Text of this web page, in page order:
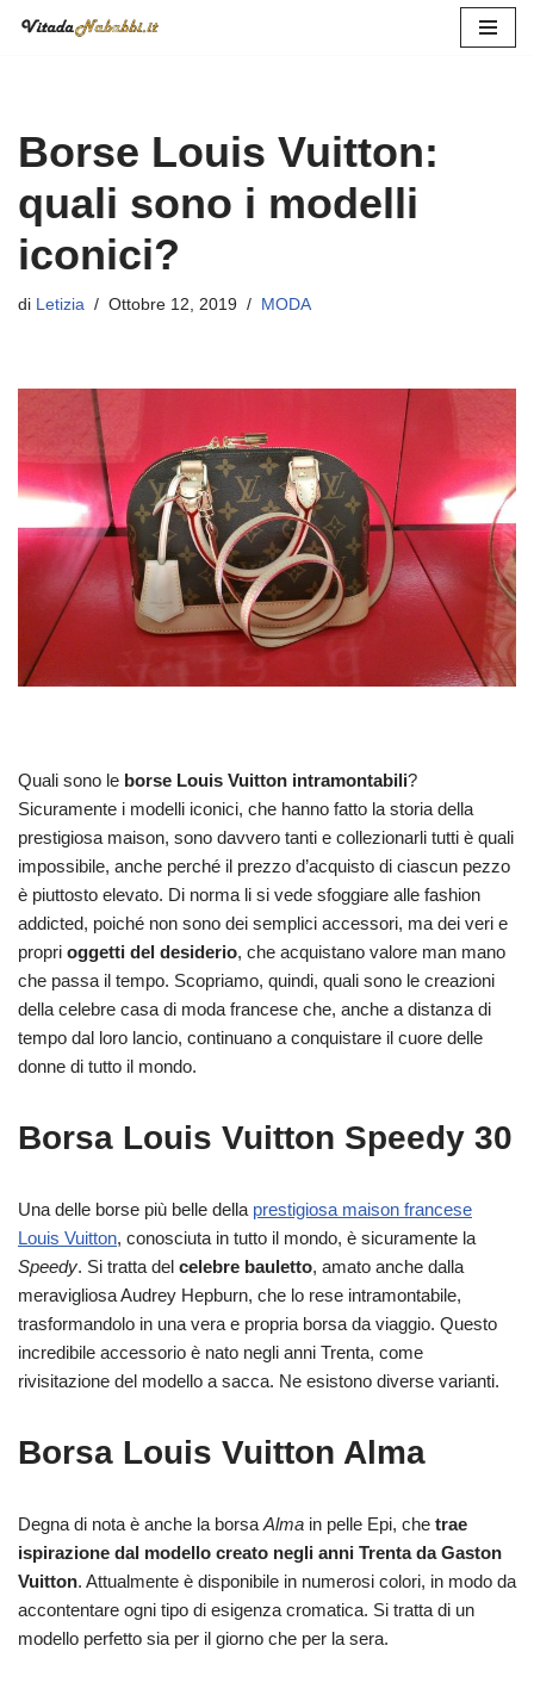
Borse Louis Vuitton:
quali sono i modelli
iconici?
di Letizia Ottobre 12, 2019 MODA
Quali sono le borse Louis Vuitton intramontabili?
Sicuramente i modelli iconici, che hanno fatto la storia della
prestigiosa maison, sono davvero tanti e collezionarli tutti è quali
impossibile, anche perché il prezzo d’acquisto di ciascun pezzo
è piuttosto elevato. Di norma li si vede sfoggiare alle fashion
addicted, poiché non sono dei semplici accessori, ma dei veri e
propri oggetti del desiderio, che acquistano valore man mano
che passa il tempo. Scopriamo, quindi, quali sono le creazioni
della celebre casa di moda francese che, anche a distanza di
tempo dal loro lancio, continuano a conquistare il cuore delle
donne di tutto il mondo.
Borsa Louis Vuitton Speedy 30
Una delle borse più belle della prestigiosa maison francese
Louis Vuitton, conosciuta in tutto il mondo, è sicuramente la
Speedy. Si tratta del celebre bauletto, amato anche dalla
meravigliosa Audrey Hepburn, che lo rese intramontabile,
trasformandolo in una vera e propria borsa da viaggio. Questo
incredibile accessorio è nato negli anni Trenta, come
rivisitazione del modello a sacca. Ne esistono diverse varianti.
Borsa Louis Vuitton Alma
Degna di nota è anche la borsa Alma in pelle Epi, che trae
ispirazione dal modello creato negli anni Trenta da Gaston
Vuitton. Attualmente è disponibile in numerosi colori, in modo da
accontentare ogni tipo di esigenza cromatica. Si tratta di un
modello perfetto sia per il giorno che per la sera.